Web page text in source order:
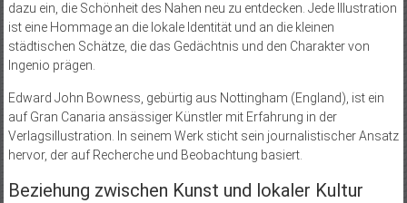
dazu ein, die Schönheit des Nahen neu zu entdecken. Jede Illustration
ist eine Hommage an die lokale Identität und an die kleinen
städtischen Schätze, die das Gedächtnis und den Charakter von
Ingenio prägen.
Edward John Bowness, gebürtig aus Nottingham (England), ist ein
auf Gran Canaria ansässiger Künstler mit Erfahrung in der
Verlagsillustration. In seinem Werk sticht sein journalistischer Ansatz
hervor, der auf Recherche und Beobachtung basiert.
Beziehung zwischen Kunst und lokaler Kultur